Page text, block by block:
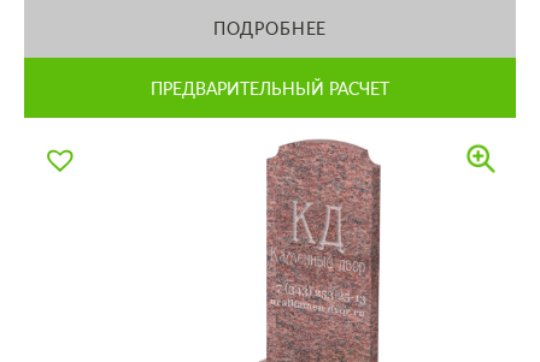
ПОДРОБНЕЕ
ПРЕДВАРИТЕЛЬНЫЙ РАСЧЕТ